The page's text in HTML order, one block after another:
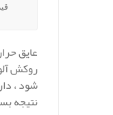
عایق
روکش
شود ،
نتیجه